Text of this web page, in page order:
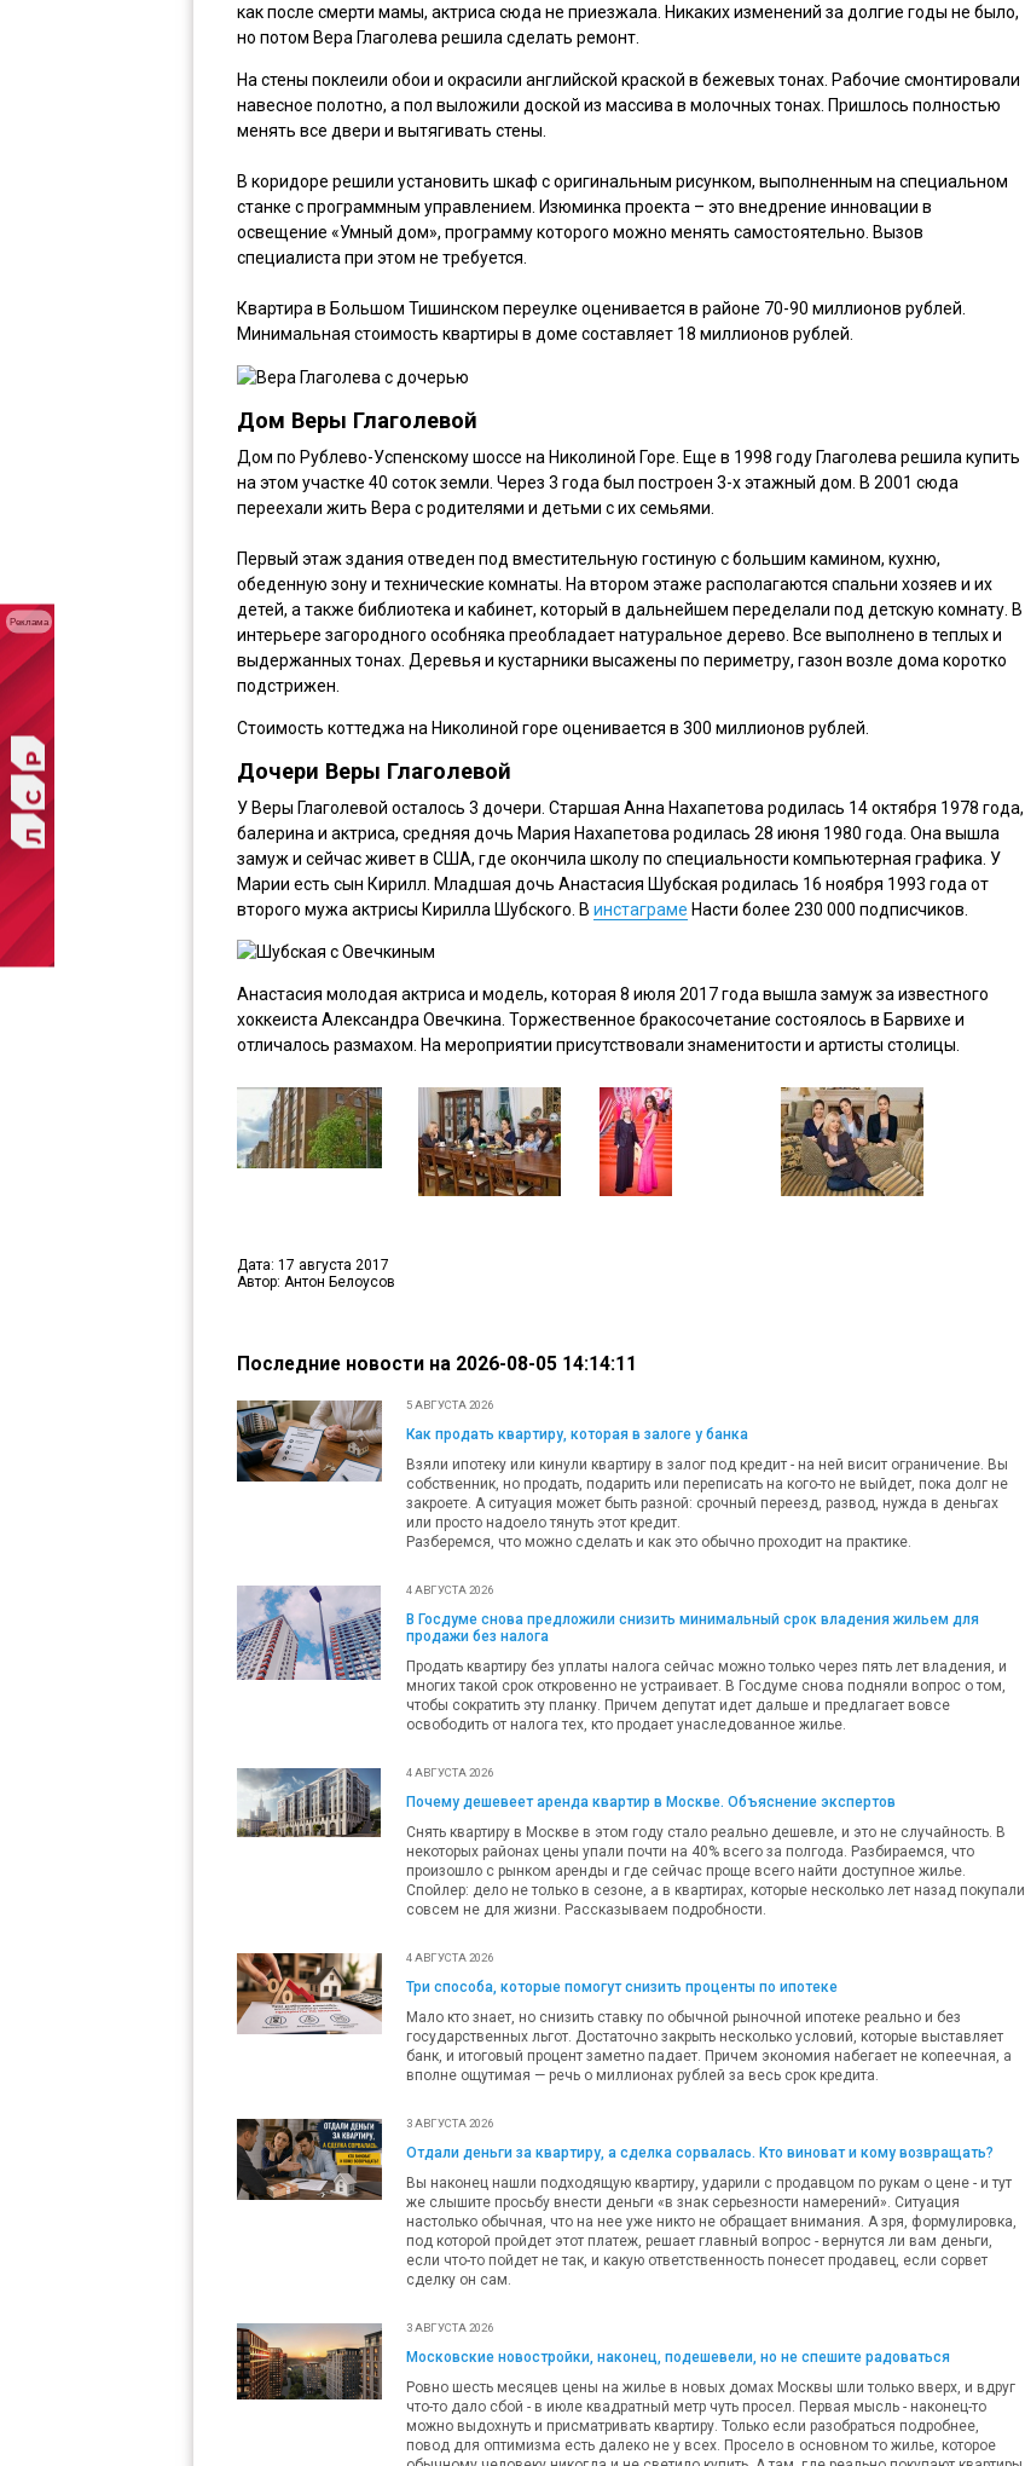
как после смерти мамы, актриса сюда не приезжала. Никаких изменений за долгие годы не было,
но потом Вера Глаголева решила сделать ремонт.
На стены поклеили обои и окрасили английской краской в бежевых тонах. Рабочие смонтировали
навесное полотно, а пол выложили доской из массива в молочных тонах. Пришлось полностью
менять все двери и вытягивать стены.
В коридоре решили установить шкаф с оригинальным рисунком, выполненным на специальном
станке с программным управлением. Изюминка проекта – это внедрение инновации в
освещение «Умный дом», программу которого можно менять самостоятельно. Вызов
специалиста при этом не требуется.
Квартира в Большом Тишинском переулке оценивается в районе 70-90 миллионов рублей.
Минимальная стоимость квартиры в доме составляет 18 миллионов рублей.
Дом Веры Глаголевой
Дом по Рублево-Успенскому шоссе на Николиной Горе. Еще в 1998 году Глаголева решила купить
на этом участке 40 соток земли. Через 3 года был построен 3-х этажный дом. В 2001 сюда
переехали жить Вера с родителями и детьми с их семьями.
Первый этаж здания отведен под вместительную гостиную с большим камином, кухню,
обеденную зону и технические комнаты. На втором этаже располагаются спальни хозяев и их
детей, а также библиотека и кабинет, который в дальнейшем переделали под детскую комнату. В
интерьере загородного особняка преобладает натуральное дерево. Все выполнено в теплых и
выдержанных тонах. Деревья и кустарники высажены по периметру, газон возле дома коротко
подстрижен.
Стоимость коттеджа на Николиной горе оценивается в 300 миллионов рублей.
Дочери Веры Глаголевой
У Веры Глаголевой осталось 3 дочери. Старшая Анна Нахапетова родилась 14 октября 1978 года,
балерина и актриса, средняя дочь Мария Нахапетова родилась 28 июня 1980 года. Она вышла
замуж и сейчас живет в США, где окончила школу по специальности компьютерная графика. У
Марии есть сын Кирилл. Младшая дочь Анастасия Шубская родилась 16 ноября 1993 года от
второго мужа актрисы Кирилла Шубского. В инстаграме Насти более 230 000 подписчиков.
Анастасия молодая актриса и модель, которая 8 июля 2017 года вышла замуж за известного
хоккеиста Александра Овечкина. Торжественное бракосочетание состоялось в Барвихе и
отличалось размахом. На мероприятии присутствовали знаменитости и артисты столицы.
Дата: 17 августа 2017
Автор: Антон Белоусов
Последние новости на 2026-08-05 14:14:11
5 АВГУСТА 2026
Как продать квартиру, которая в залоге у банка
Взяли ипотеку или кинули квартиру в залог под кредит - на ней висит ограничение. Вы
собственник, но продать, подарить или переписать на кого-то не выйдет, пока долг не
закроете. А ситуация может быть разной: срочный переезд, развод, нужда в деньгах
или просто надоело тянуть этот кредит.
Разберемся, что можно сделать и как это обычно проходит на практике.
4 АВГУСТА 2026
В Госдуме снова предложили снизить минимальный срок владения жильем для
продажи без налога
Продать квартиру без уплаты налога сейчас можно только через пять лет владения, и
многих такой срок откровенно не устраивает. В Госдуме снова подняли вопрос о том,
чтобы сократить эту планку. Причем депутат идет дальше и предлагает вовсе
освободить от налога тех, кто продает унаследованное жилье.
4 АВГУСТА 2026
Почему дешевеет аренда квартир в Москве. Объяснение экспертов
Снять квартиру в Москве в этом году стало реально дешевле, и это не случайность. В
некоторых районах цены упали почти на 40% всего за полгода. Разбираемся, что
произошло с рынком аренды и где сейчас проще всего найти доступное жилье.
Спойлер: дело не только в сезоне, а в квартирах, которые несколько лет назад покупали
совсем не для жизни. Рассказываем подробности.
4 АВГУСТА 2026
Три способа, которые помогут снизить проценты по ипотеке
Мало кто знает, но снизить ставку по обычной рыночной ипотеке реально и без
государственных льгот. Достаточно закрыть несколько условий, которые выставляет
банк, и итоговый процент заметно падает. Причем экономия набегает не копеечная, а
вполне ощутимая — речь о миллионах рублей за весь срок кредита.
3 АВГУСТА 2026
Отдали деньги за квартиру, а сделка сорвалась. Кто виноват и кому возвращать?
Вы наконец нашли подходящую квартиру, ударили с продавцом по рукам о цене - и тут
же слышите просьбу внести деньги «в знак серьезности намерений». Ситуация
настолько обычная, что на нее уже никто не обращает внимания. А зря, формулировка,
под которой пройдет этот платеж, решает главный вопрос - вернутся ли вам деньги,
если что-то пойдет не так, и какую ответственность понесет продавец, если сорвет
сделку он сам.
3 АВГУСТА 2026
Московские новостройки, наконец, подешевели, но не спешите радоваться
Ровно шесть месяцев цены на жилье в новых домах Москвы шли только вверх, и вдруг
что-то дало сбой - в июле квадратный метр чуть просел. Первая мысль - наконец-то
можно выдохнуть и присматривать квартиру. Только если разобраться подробнее,
повод для оптимизма есть далеко не у всех. Просело в основном то жилье, которое
Реклама